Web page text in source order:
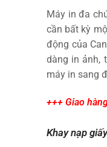
Máy in đa
cần bất kỳ
động của
dàng in ảnh,
máy in sang
+++ Giao
Khay nạp